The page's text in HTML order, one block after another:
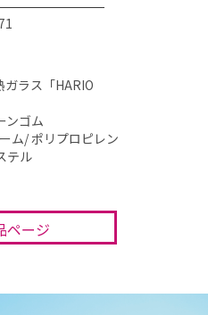
ラス「HARIO
ンゴム
ム/ ポリプロピレン
テル
ページ